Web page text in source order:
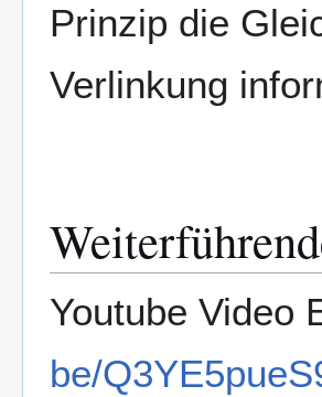
Prinzip die
Verlinkung
Youtube Video
be/